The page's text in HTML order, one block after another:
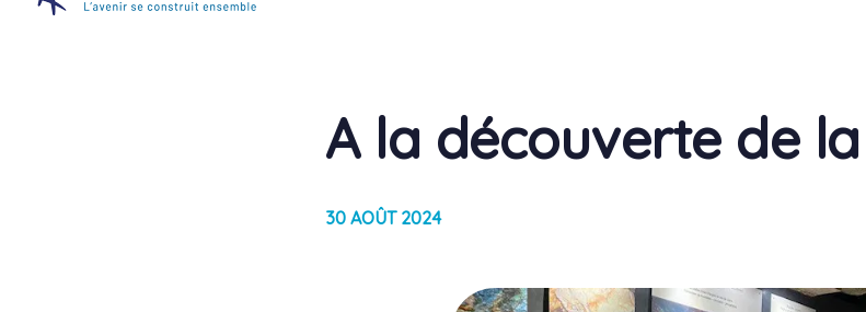
A la découverte de
30 AOÛT 2024
Post